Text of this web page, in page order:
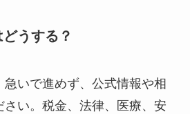
うする？
いで進めず、公式情報や相
い。税金、法律、医療、安